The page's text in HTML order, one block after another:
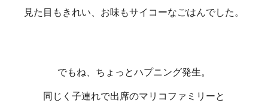
見た目もきれい、お味もサイコーなごはんでした。
でもね、ちょっとハプニング発生。
同じく子連れで出席のマリコファミリーと